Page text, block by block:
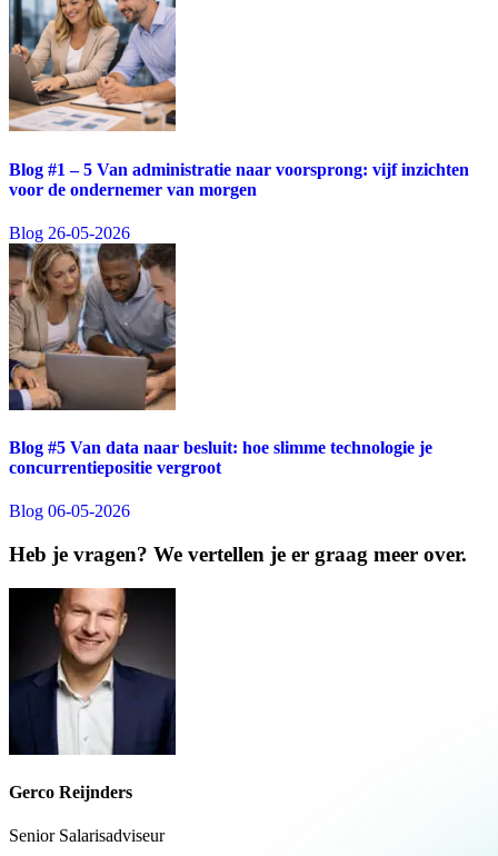
Blog #1 – 5 Van administratie naar voorsprong: vijf inzichten
voor de ondernemer van morgen
Blog 26-05-2026
Blog #5 Van data naar besluit: hoe slimme technologie je
concurrentiepositie vergroot
Blog 06-05-2026
Heb je vragen? We vertellen je er graag meer over.
Gerco Reijnders
Senior Salarisadviseur